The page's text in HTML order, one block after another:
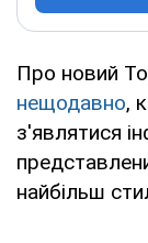
Про новий
нещодавно,
з'являтися
найбільш